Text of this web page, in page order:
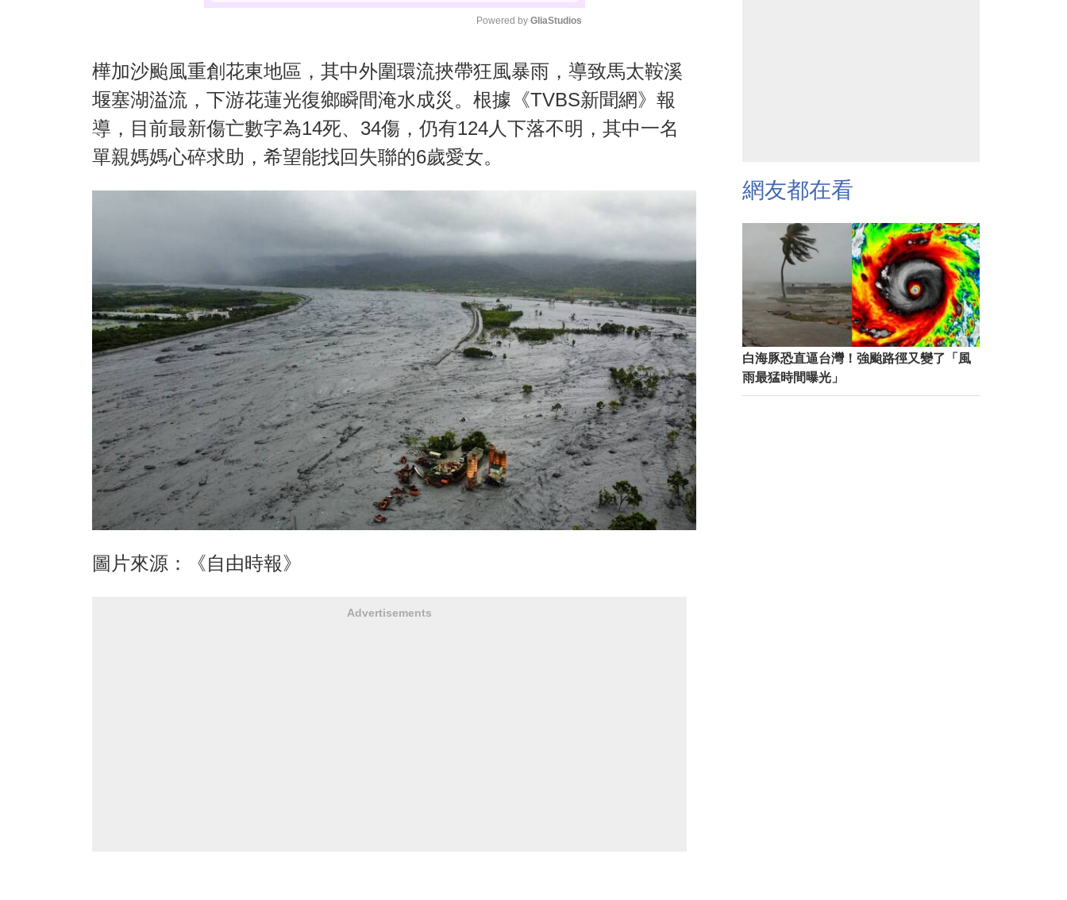
M
e
Powered by GliaStudios
樺加沙颱風重創花東地區，其中外圍環流挾帶狂風暴雨，導致馬太鞍溪
堰塞湖溢流，下游花蓮光復鄉瞬間淹水成災。根據《TVBS新聞網》報
導，目前最新傷亡數字為14死、34傷，仍有124人下落不明，其中一名
單親媽媽心碎求助，希望能找回失聯的6歲愛女。
圖片來源：《自由時報》
Advertisements
網友都在看
白海豚恐直逼台灣！強颱路徑又變了「風
雨最猛時間曝光」